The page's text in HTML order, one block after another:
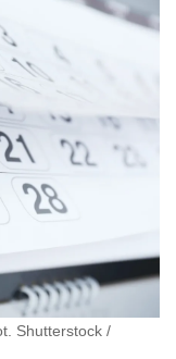
Shutterstock /